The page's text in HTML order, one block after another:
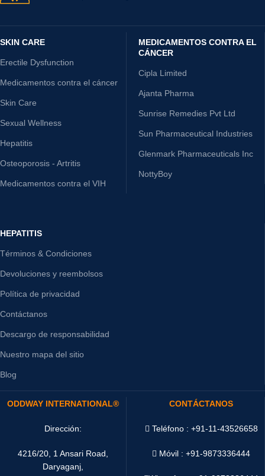
SKIN CARE
Erectile Dysfunction
Medicamentos contra el cáncer
Skin Care
Sexual Wellness
Hepatitis
Osteoporosis - Artritis
Medicamentos contra el VIH
MEDICAMENTOS CONTRA EL
CÁNCER
Cipla Limited
Ajanta Pharma
Sunrise Remedies Pvt Ltd
Sun Pharmaceutical Industries
Glenmark Pharmaceuticals Inc
NottyBoy
HEPATITIS
Términos & Condiciones
Devoluciones y reembolsos
Política de privacidad
Contáctanos
Descargo de responsabilidad
Nuestro mapa del sitio
Blog
ODDWAY INTERNATIONAL®
Dirección:
4216/20, 1 Ansari Road,
Daryaganj,
CONTÁCTANOS
Teléfono : +91-11-43526658
Móvil : +91-9873336444